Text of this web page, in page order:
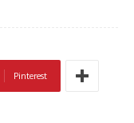
Pinterest